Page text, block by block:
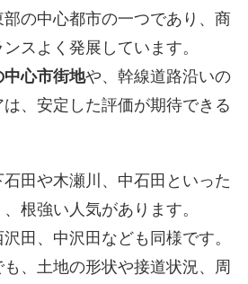
の中心都市の一つであり、商
スよく発展しています。
心市街地や、幹線道路沿いの
、安定した評価が期待できる
田や木瀬川、中石田といった
根強い人気があります。
田、中沢田なども同様です。
、土地の形状や接道状況、周